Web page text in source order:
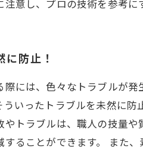
注意し、プロの技術を参考に
に防止！
際には、色々なトラブルが
ういったトラブルを未然に
やトラブルは、職人の技量
することができます。 また